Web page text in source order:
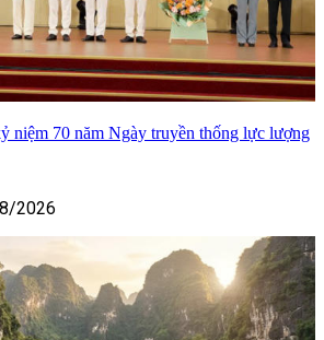
niệm 70 năm Ngày truyền thống lực lượng
2026